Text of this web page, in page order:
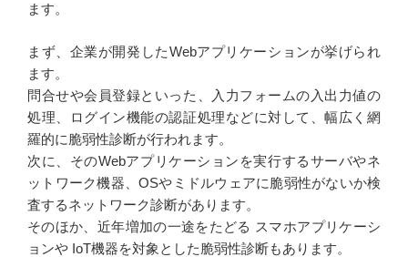
ます。
まず、企業が開発したWebアプリケーションが挙げられ
ます。
問合せや会員登録といった、入力フォームの入出力値の
処理、ログイン機能の認証処理などに対して、幅広く網
羅的に脆弱性診断が行われます。
次に、そのWebアプリケーションを実行するサーバやネ
ットワーク機器、OSやミドルウェアに脆弱性がないか検
査するネットワーク診断があります。
そのほか、近年増加の一途をたどる スマホアプリケーシ
ョンや IoT機器を対象とした脆弱性診断もあります。